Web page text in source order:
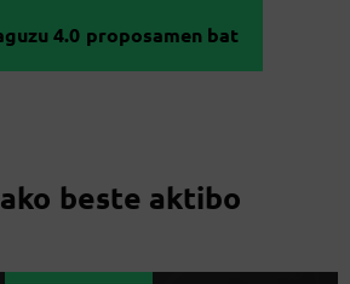
4.0 proposamen bat
beste aktibo